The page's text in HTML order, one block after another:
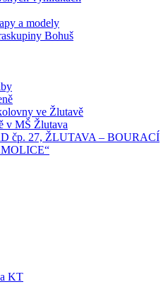
a modely
Bohuš
ve Žlutavě
v MŠ Žlutava
čp. 27, ŽLUTAVA – BOURACÍ
KT